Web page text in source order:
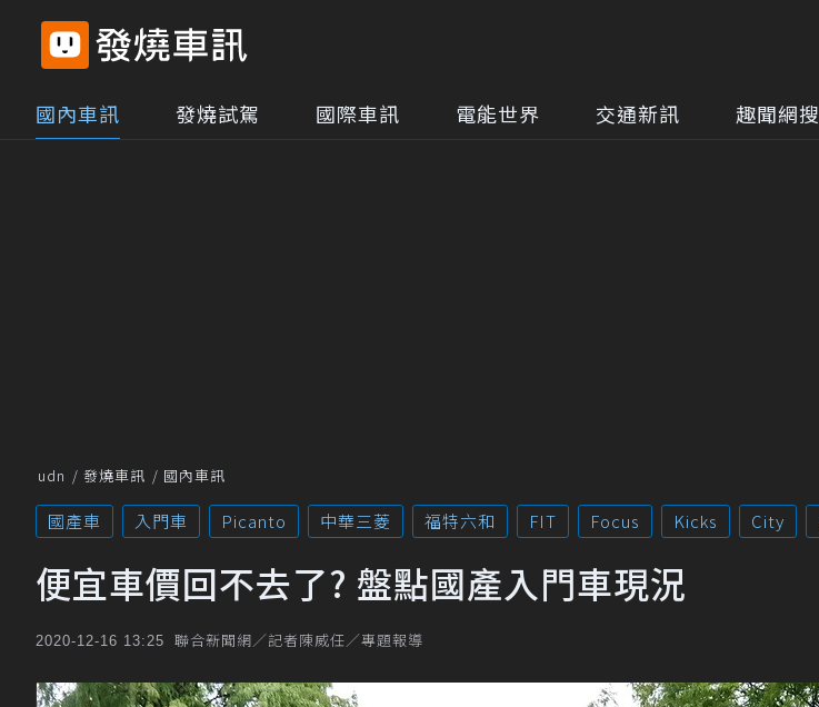
國內車訊 發燒試駕 國際車訊 電能世界 交通新訊 趣聞網搜
udn 發燒車訊 國內車訊
國產車 入門車 Picanto 中華三菱 福特六和 FIT Focus Kicks City
便宜車價回不去了? 盤點國產入門車現況
2020-12-16 13:25 聯合新聞網／記者陳威任／專題報導